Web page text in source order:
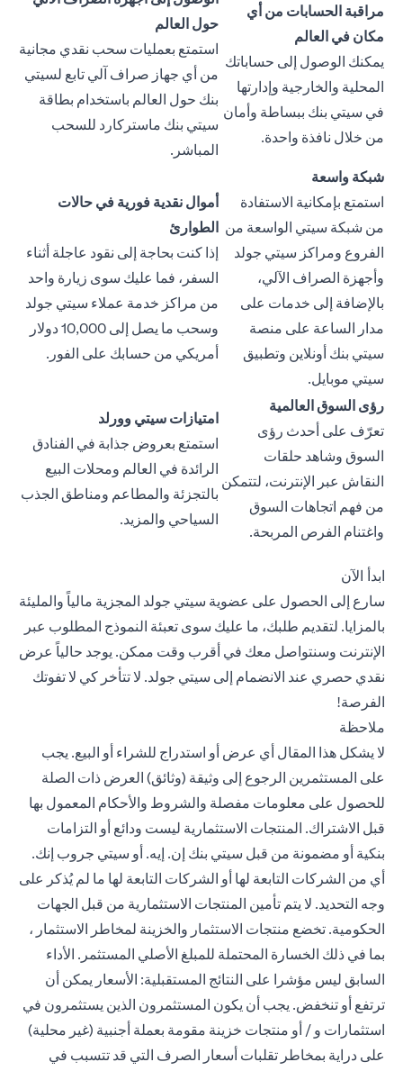
مراقبة الحسابات من أي
مكان في العالم
يمكنك الوصول إلى حساباتك
المحلية والخارجية وإدارتها
في سيتي بنك ببساطة وأمان
من خلال نافذة واحدة.
حول العالم
استمتع بعمليات سحب نقدي مجانية
من أي جهاز صراف آلي تابع لسيتي
بنك حول العالم باستخدام بطاقة
سيتي بنك ماستركارد للسحب
المباشر.
شبكة واسعة
استمتع بإمكانية الاستفادة
من شبكة سيتي الواسعة من
الفروع ومراكز سيتي جولد
وأجهزة الصراف الآلي،
بالإضافة إلى خدمات على
مدار الساعة على منصة
سيتي بنك أونلاين وتطبيق
سيتي موبايل.
أموال نقدية فورية في حالات
الطوارئ
إذا كنت بحاجة إلى نقود عاجلة أثناء
السفر، فما عليك سوى زيارة واحد
من مراكز خدمة عملاء سيتي جولد
وسحب ما يصل إلى 10,000 دولار
أمريكي من حسابك على الفور.
رؤى السوق العالمية
تعرّف على أحدث رؤى
السوق وشاهد حلقات
النقاش عبر الإنترنت، لتتمكن
من فهم اتجاهات السوق
واغتنام الفرص المربحة.
امتيازات سيتي وورلد
استمتع بعروض جذابة في الفنادق
الرائدة في العالم ومحلات البيع
بالتجزئة والمطاعم ومناطق الجذب
السياحي والمزيد.
ابدأ الآن
سارع إلى الحصول على عضوية سيتي جولد المجزية مالياً والمليئة
بالمزايا. لتقديم طلبك، ما عليك سوى تعبئة النموذج المطلوب عبر
الإنترنت وسنتواصل معك في أقرب وقت ممكن. يوجد حالياً عرض
نقدي حصري عند الانضمام إلى سيتي جولد. لا تتأخر كي لا تفوتك
الفرصة!
ملاحظة
لا يشكل هذا المقال أي عرض أو استدراج للشراء أو البيع. يجب
على المستثمرين الرجوع إلى وثيقة (وثائق) العرض ذات الصلة
للحصول على معلومات مفصلة والشروط والأحكام المعمول بها
قبل الاشتراك. المنتجات الاستثمارية ليست ودائع أو التزامات
بنكية أو مضمونة من قبل سيتي بنك إن. إيه. أو سيتي جروب إنك.
أي من الشركات التابعة لها أو الشركات التابعة لها ما لم يُذكر على
وجه التحديد. لا يتم تأمين المنتجات الاستثمارية من قبل الجهات
الحكومية. تخضع منتجات الاستثمار والخزينة لمخاطر الاستثمار ،
بما في ذلك الخسارة المحتملة للمبلغ الأصلي المستثمر. الأداء
السابق ليس مؤشرا على النتائج المستقبلية: الأسعار يمكن أن
ترتفع أو تنخفض. يجب أن يكون المستثمرون الذين يستثمرون في
استثمارات و / أو منتجات خزينة مقومة بعملة أجنبية (غير محلية)
على دراية بمخاطر تقلبات أسعار الصرف التي قد تتسبب في